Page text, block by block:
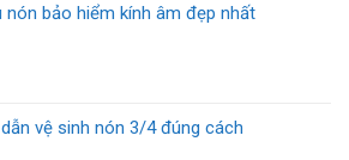
nón bảo hiểm kính âm đẹp nhất
vệ sinh nón 3/4 đúng cách